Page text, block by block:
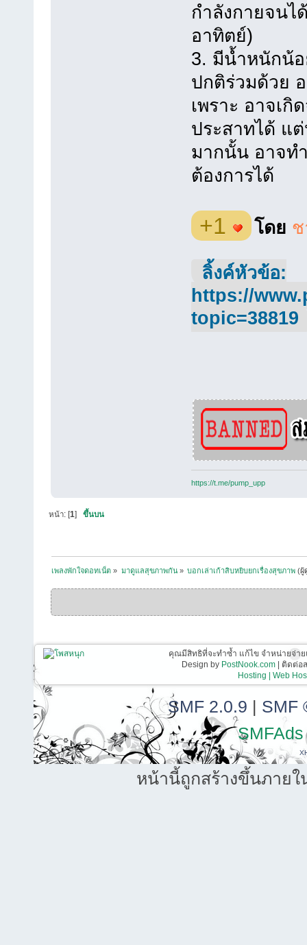
กำลังกายจนไ
อาทิตย์)
3. มีน้ำหนักน้
ปกติร่วมด้วย
เพราะ อาจเกิ
ประสาทได้ แ
มากนั้น อาจท
ต้องการได้
+1 โดย
ลิ้งค์หัวข้อ:
https://
topic=38819
https://t.me/pump_upp
หน้า: [1 ]ขึ้นบน
เพลงพักใจดอทเน็ต » มาดูแลสุขภาพกัน» บอกเล่าเก้าสิบหยิบยกเรื่องสุขภาพ (ผู้
คุณมีสิทธิที่จะทำซ้ำ แก้ไข จำหน่ายจ่า
Design by PostNook.com| ติดต่อส
Hosting | Web
SMF 2.0.9 | SMF
SMFAds
หน้านี้ถูกสร้างขึ้นภายใ